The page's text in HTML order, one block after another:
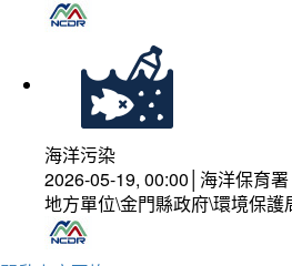
海洋污染
2026-05-19, 00:00│海洋保育署
地方單位\金門縣政府\環境保